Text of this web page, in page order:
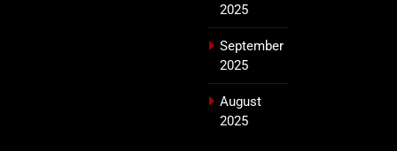
2025
September
2025
August
2025